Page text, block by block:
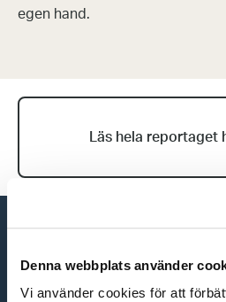
Denna webbplats använder
Vi använder cookies för att
egen hand.
Läs hela reportaget